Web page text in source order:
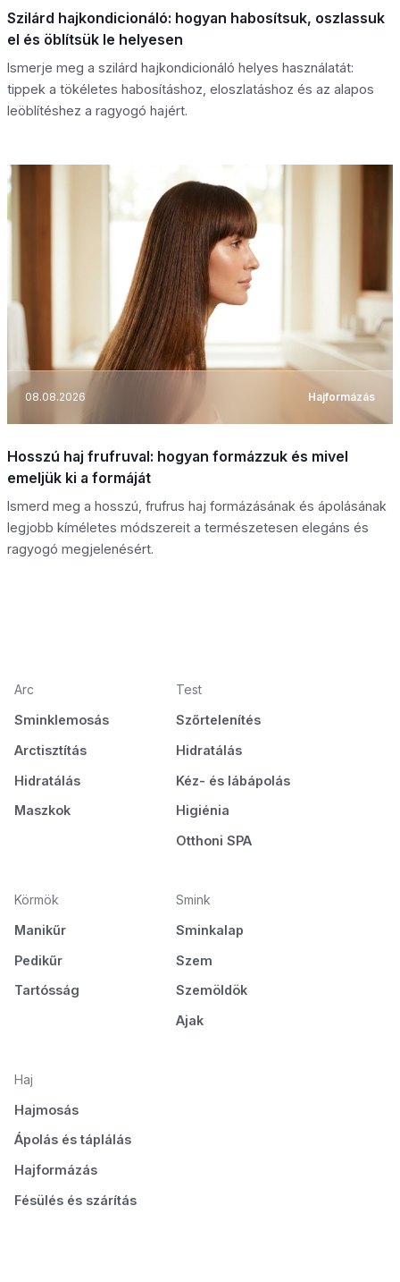
Szilárd hajkondicionáló: hogyan habosítsuk, oszlassuk
el és öblítsük le helyesen
Ismerje meg a szilárd hajkondicionáló helyes használatát:
tippek a tökéletes habosításhoz, eloszlatáshoz és az alapos
leöblítéshez a ragyogó hajért.
08.08.2026 Hajformázás
Hosszú haj frufruval: hogyan formázzuk és mivel
emeljük ki a formáját
Ismerd meg a hosszú, frufrus haj formázásának és ápolásának
legjobb kíméletes módszereit a természetesen elegáns és
ragyogó megjelenésért.
Arc
Sminklemosás
Arctisztítás
Hidratálás
Maszkok
Test
Szőrtelenítés
Hidratálás
Kéz- és lábápolás
Higiénia
Otthoni SPA
Körmök
Manikűr
Pedikűr
Tartósság
Smink
Sminkalap
Szem
Szemöldök
Ajak
Haj
Hajmosás
Ápolás és táplálás
Hajformázás
Fésülés és szárítás